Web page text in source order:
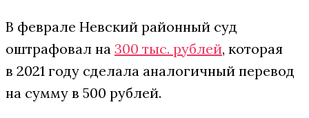
В феврале Невский районный суд
оштрафовал на 300 тыс. рублей, которая
в 2021 году сделала аналогичный перевод
на сумму в 500 рублей.